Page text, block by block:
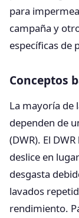
para
campaña y
específicas de
Conceptos
La mayoría de
dependen de
(DWR). El
deslice en
desgasta
lavados
rendimiento.